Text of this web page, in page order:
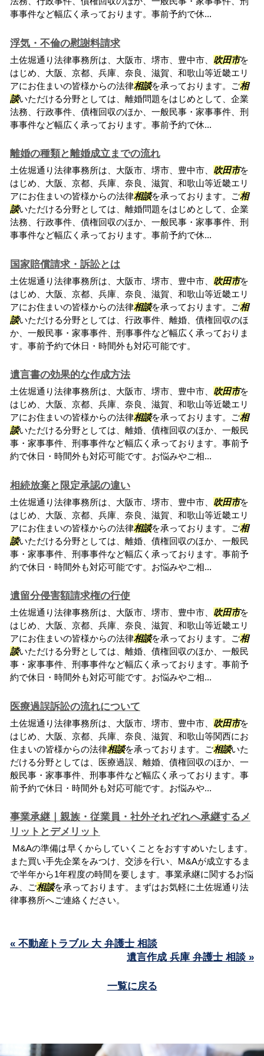
事事件など幅広く承っております。事前予約で休...
浮気・不倫の慰謝料請求
土佐堀通り法律事務所は、大阪市、堺市、豊中市、 吹田市を
はじめ、大阪、京都、兵庫、奈良、滋賀、和歌山等近畿エリ
アにお住まいの皆様からの法律相談を承っております。ご相
談いただける分野としては、離婚問題をはじめとして、企業
法務、行政事件、債権回収のほか、一般民事・家事事件、刑
事事件など幅広く承っております。事前予約で休...
離婚の種類と離婚成立までの流れ
土佐堀通り法律事務所は、大阪市、堺市、豊中市、 吹田市を
はじめ、大阪、京都、兵庫、奈良、滋賀、和歌山等近畿エリ
アにお住まいの皆様からの法律相談を承っております。ご相
談いただける分野としては、離婚問題をはじめとして、企業
法務、行政事件、債権回収のほか、一般民事・家事事件、刑
事事件など幅広く承っております。事前予約で休...
国家賠償請求・訴訟とは
土佐堀通り法律事務所は、大阪市、堺市、豊中市、 吹田市を
はじめ、大阪、京都、兵庫、奈良、滋賀、和歌山等近畿エリ
アにお住まいの皆様からの法律相談を承っております。ご相
談いただける分野としては、行政事件、離婚、債権回収のほ
か、一般民事・家事事件、刑事事件など幅広く承っておりま
す。事前予約で休日・時間外も対応可能です。
遺言書の効果的な作成方法
土佐堀通り法律事務所は、大阪市、堺市、豊中市、 吹田市を
はじめ、大阪、京都、兵庫、奈良、滋賀、和歌山等近畿エリ
アにお住まいの皆様からの法律相談を承っております。ご相
談いただける分野としては、離婚、債権回収のほか、一般民
事・家事事件、刑事事件など幅広く承っております。事前予
約で休日・時間外も対応可能です。お悩みやご相...
相続放棄と限定承認の違い
土佐堀通り法律事務所は、大阪市、堺市、豊中市、 吹田市を
はじめ、大阪、京都、兵庫、奈良、滋賀、和歌山等近畿エリ
アにお住まいの皆様からの法律相談を承っております。ご相
談いただける分野としては、離婚、債権回収のほか、一般民
事・家事事件、刑事事件など幅広く承っております。事前予
約で休日・時間外も対応可能です。お悩みやご相...
遺留分侵害額請求権の行使
土佐堀通り法律事務所は、大阪市、堺市、豊中市、 吹田市を
はじめ、大阪、京都、兵庫、奈良、滋賀、和歌山等近畿エリ
アにお住まいの皆様からの法律相談を承っております。ご相
談いただける分野としては、離婚、債権回収のほか、一般民
事・家事事件、刑事事件など幅広く承っております。事前予
約で休日・時間外も対応可能です。お悩みやご相...
医療過誤訴訟の流れについて
土佐堀通り法律事務所は、大阪市、堺市、豊中市、 吹田市を
はじめ、大阪、京都、兵庫、奈良、滋賀、和歌山等関西にお
住まいの皆様からの法律相談を承っております。ご相談いた
だける分野としては、医療過誤、離婚、債権回収のほか、一
般民事・家事事件、刑事事件など幅広く承っております。事
前予約で休日・時間外も対応可能です。お悩みや...
事業承継｜親族・従業員・社外それぞれへ承継するメ
リットとデメリット
M&Aの準備は早くからしていくことをおすすめいたします。
また買い手先企業をみつけ、交渉を行い、M&Aが成立するま
で半年から1年程度の時間を要します。事業承継に関するお悩
み、ご相談を承っております。まずはお気軽に土佐堀通り法
律事務所へご連絡ください。
« 不動産トラブル 大 弁護士 相談
遺言作成 兵庫 弁護士 相談 »
一覧に戻る